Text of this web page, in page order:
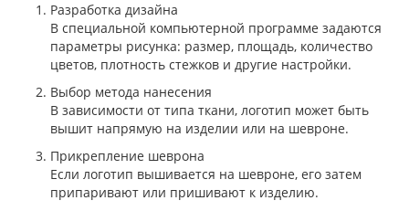
Разработка дизайна
В специальной компьютерной программе задаются
параметры рисунка: размер, площадь, количество
цветов, плотность стежков и другие настройки.
Выбор метода нанесения
В зависимости от типа ткани, логотип может быть
вышит напрямую на изделии или на шевроне.
Прикрепление шеврона
Если логотип вышивается на шевроне, его затем
припаривают или пришивают к изделию.